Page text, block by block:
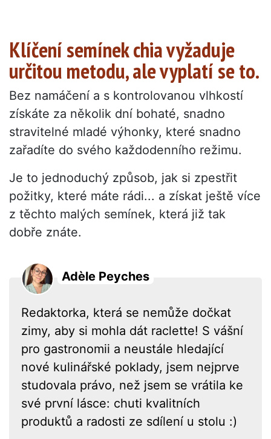
Klíčení semínek chia vyžaduje
určitou metodu, ale vyplatí se to.
Bez namáčení a s kontrolovanou vlhkostí
získáte za několik dní bohaté, snadno
stravitelné mladé výhonky, které snadno
zařadíte do svého každodenního režimu.
Je to jednoduchý způsob, jak si zpestřit
požitky, které máte rádi... a získat ještě více
z těchto malých semínek, která již tak
dobře znáte.
Adèle Peyches
Redaktorka, která se nemůže dočkat
zimy, aby si mohla dát raclette! S vášní
pro gastronomii a neustále hledající
nové kulinářské poklady, jsem nejprve
studovala právo, než jsem se vrátila ke
své první lásce: chuti kvalitních
produktů a radosti ze sdílení u stolu :)